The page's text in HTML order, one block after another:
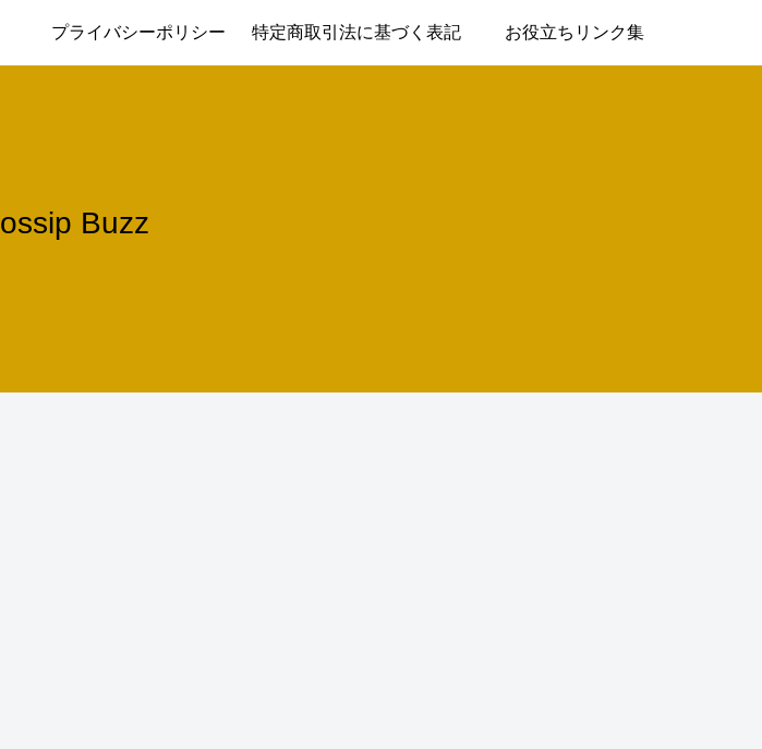
Buzz
プライバシーポリシー 特定商取引法に基づく表記 お役立ちリンク集